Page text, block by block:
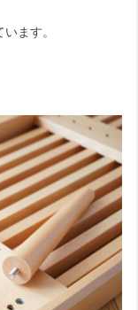
ます。